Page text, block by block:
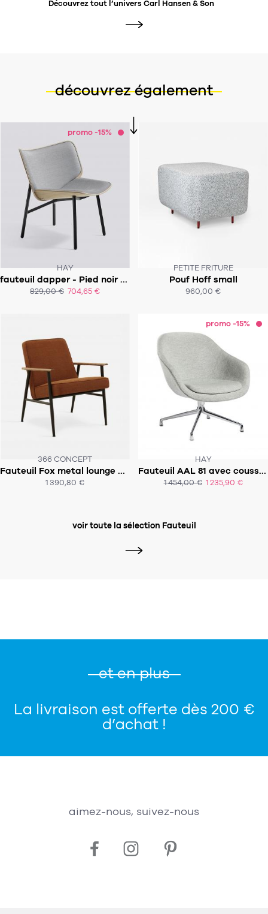
Découvrez tout l’univers Carl Hansen & Son
découvrez également
promo -15%
HAY
fauteuil dapper - Pied noir coque chêne -tapissé en srface by hay 120
829,00 € 704,65 €
CE PRODUIT N'EST PLUS EN STOCK
:-(
ACHAT EXPRESS
PETITE FRITURE
Pouf Hoff small
960,00 €
SOUS 6-8 SEMAINES
ACHAT EXPRESS
366 CONCEPT
Fauteuil Fox metal lounge chair
1 390,80 €
SOUS 5-8 SEMAINES
ACHAT EXPRESS
promo -15%
HAY
Fauteuil AAL 81 avec coussin d'assise
1 454,00 € 1 235,90 €
SOUS 6 À 8 SEMAINES
voir toute la sélection Fauteuil
et en plus
La livraison est offerte dès 200 €
d’achat !
aimez-nous, suivez-nous